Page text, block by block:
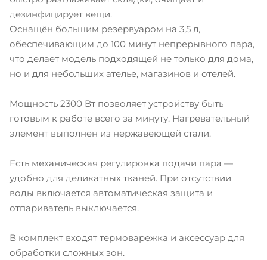
дезинфицирует вещи.
Оснащён большим резервуаром на 3,5 л,
обеспечивающим до 100 минут непрерывного пара,
что делает модель подходящей не только для дома,
но и для небольших ателье, магазинов и отелей.
Мощность 2300 Вт позволяет устройству быть
готовым к работе всего за минуту. Нагревательный
элемент выполнен из нержавеющей стали.
Есть механическая регулировка подачи пара —
удобно для деликатных тканей. При отсутствии
воды включается автоматическая защита и
отпариватель выключается.
В комплект входят термоварежка и аксессуар для
обработки сложных зон.